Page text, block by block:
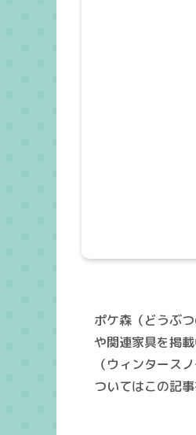
ポケ森（どうぶ
や関連家具を掲
（ウィンタース
ついてはこの記